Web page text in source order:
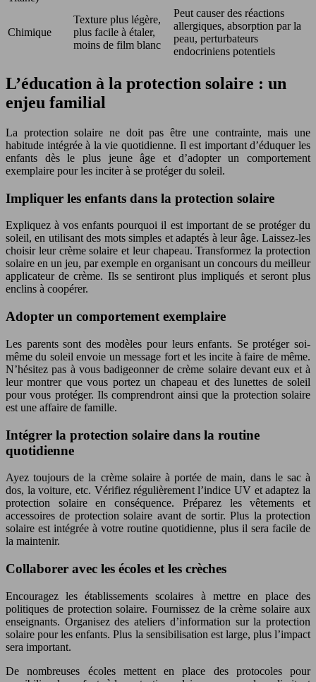
Chimique
Texture plus légère,
plus facile à étaler,
moins de film blanc
Peut causer des réactions
allergiques, absorption par la
peau, perturbateurs
endocriniens potentiels
L’éducation à la protection solaire : un
enjeu familial
La protection solaire ne doit pas être une contrainte, mais une
habitude intégrée à la vie quotidienne. Il est important d’éduquer les
enfants dès le plus jeune âge et d’adopter un comportement
exemplaire pour les inciter à se protéger du soleil.
Impliquer les enfants dans la protection solaire
Expliquez à vos enfants pourquoi il est important de se protéger du
soleil, en utilisant des mots simples et adaptés à leur âge. Laissez-les
choisir leur crème solaire et leur chapeau. Transformez la protection
solaire en un jeu, par exemple en organisant un concours du meilleur
applicateur de crème. Ils se sentiront plus impliqués et seront plus
enclins à coopérer.
Adopter un comportement exemplaire
Les parents sont des modèles pour leurs enfants. Se protéger soi-
même du soleil envoie un message fort et les incite à faire de même.
N’hésitez pas à vous badigeonner de crème solaire devant eux et à
leur montrer que vous portez un chapeau et des lunettes de soleil
pour vous protéger. Ils comprendront ainsi que la protection solaire
est une affaire de famille.
Intégrer la protection solaire dans la routine
quotidienne
Ayez toujours de la crème solaire à portée de main, dans le sac à
dos, la voiture, etc. Vérifiez régulièrement l’indice UV et adaptez la
protection solaire en conséquence. Préparez les vêtements et
accessoires de protection solaire avant de sortir. Plus la protection
solaire est intégrée à votre routine quotidienne, plus il sera facile de
la maintenir.
Collaborer avec les écoles et les crèches
Encouragez les établissements scolaires à mettre en place des
politiques de protection solaire. Fournissez de la crème solaire aux
enseignants. Organisez des ateliers d’information sur la protection
solaire pour les enfants. Plus la sensibilisation est large, plus l’impact
sera important.
De nombreuses écoles mettent en place des protocoles pour